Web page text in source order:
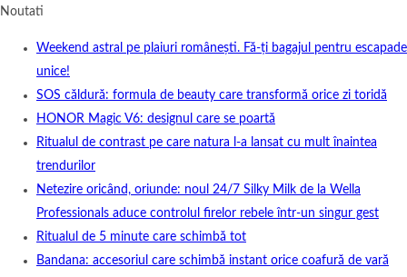
Noutati
Weekend astral pe plaiuri românești. Fă-ți bagajul pentru escapade
unice!
SOS căldură: formula de beauty care transformă orice zi toridă
HONOR Magic V6: designul care se poartă
Ritualul de contrast pe care natura l-a lansat cu mult înaintea
trendurilor
Netezire oricând, oriunde: noul 24/7 Silky Milk de la Wella
Professionals aduce controlul firelor rebele într-un singur gest
Ritualul de 5 minute care schimbă tot
Bandana: accesoriul care schimbă instant orice coafură de vară